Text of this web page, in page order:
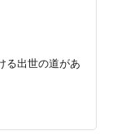
る出世の道があ